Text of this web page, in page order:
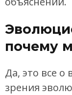
почему
Да, это все
зрения